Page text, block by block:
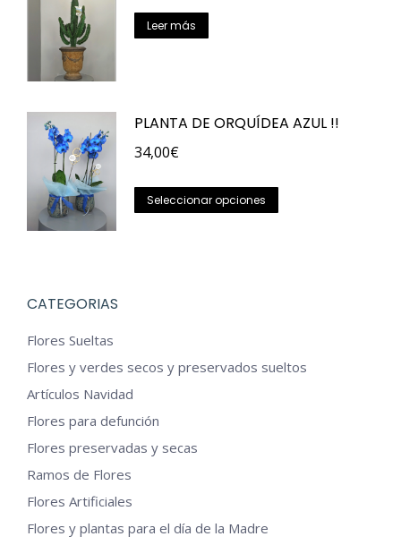
elegir
Leer más
PLANTA DE ORQUÍDEA AZUL !!
34,00€
Seleccionar opciones
se
CATEGORIAS
Flores Sueltas
Flores y verdes secos y preservados sueltos
Artículos Navidad
Flores para defunción
Flores preservadas y secas
Ramos de Flores
Flores Artificiales
Flores y plantas para el día de la Madre